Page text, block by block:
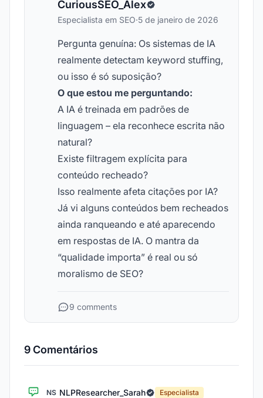
CuriousSEO_Alex
Especialista em SEO·5 de janeiro de 2026
Pergunta genuína: Os sistemas de IA
realmente detectam keyword stuffing,
ou isso é só suposição?
O que estou me perguntando:
A IA é treinada em padrões de
linguagem – ela reconhece escrita não
natural?
Existe filtragem explícita para
conteúdo recheado?
Isso realmente afeta citações por IA?
Já vi alguns conteúdos bem recheados
ainda ranqueando e até aparecendo
em respostas de IA. O mantra da
“qualidade importa” é real ou só
moralismo de SEO?
9 comments
9 Comentários
NS NLPResearcher_Sarah
Especialista